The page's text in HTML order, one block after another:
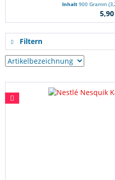
Inhalt 900 Gramm
Filtern